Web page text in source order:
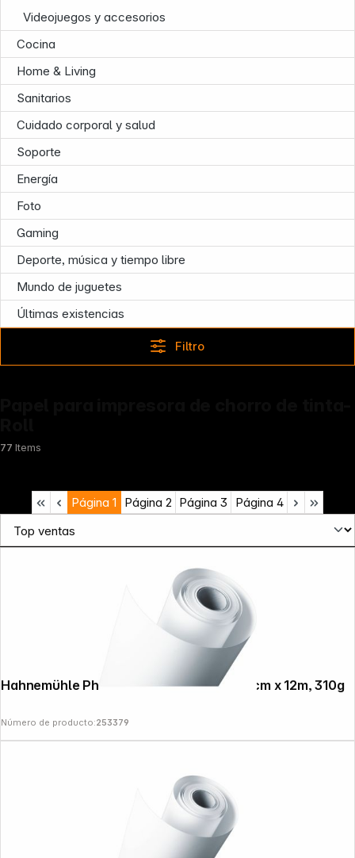
Videojuegos y accesorios
Cocina
Home & Living
Sanitarios
Cuidado corporal y salud
Soporte
Energía
Foto
Gaming
Deporte, música y tiempo libre
Mundo de juguetes
Últimas existencias
Filtro
77 Items
Página 1 Página 2 Página 3 Página 4
Hahnemühle Photo Rag bright blanco 61cm x 12m, 310g
Número de producto:253379
Infoterminal